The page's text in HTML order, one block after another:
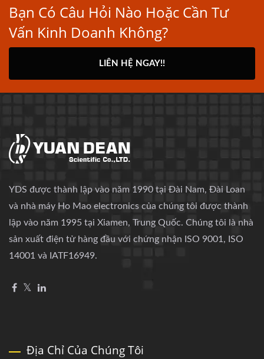
Bạn Có Câu Hỏi Nào Hoặc Cần Tư
Vấn Kinh Doanh Không?
LIÊN HỆ NGAY!!
YDS được thành lập vào năm 1990 tại Đài Nam, Đài Loan
và nhà máy Ho Mao electronics của chúng tôi được thành
lập vào năm 1995 tại Xiamen, Trung Quốc. Chúng tôi là nhà
sản xuất điện tử hàng đầu với chứng nhận ISO 9001, ISO
14001 và IATF16949.
Địa Chỉ Của Chúng Tôi